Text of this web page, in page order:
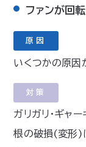
ファンが回
原因
いくつかの原因
対策
ガリガリ・ギャ
根の破損(変形)